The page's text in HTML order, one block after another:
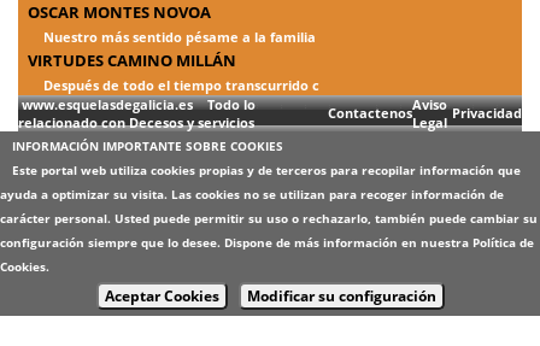
OSCAR MONTES NOVOA
Nuestro más sentido pésame a la familia
VIRTUDES CAMINO MILLÁN
Después de todo el tiempo transcurrido c
www.esquelasdegalicia.es Todo lo
relacionado con Decesos y servicios
ContactenosAviso
Legal
Privacidad
INFORMACIÓN IMPORTANTE SOBRE COOKIES
Este portal web utiliza cookies propias y de terceros para recopilar información que
ayuda a optimizar su visita. Las cookies no se utilizan para recoger información de
carácter personal. Usted puede permitir su uso o rechazarlo, también puede cambiar su
configuración siempre que lo desee. Dispone de más información en nuestra Política de
Cookies.